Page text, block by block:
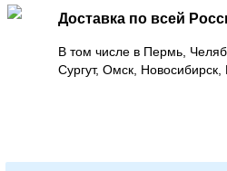
Доставка по всей
В том числе в Пермь,
Сургут, Омск,